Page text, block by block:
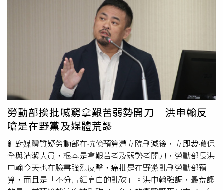
成為今天的高金素梅。針對同樣被起訴的張俊傑，高金素梅
表示，她要為他說句公道話。張俊傑是很多人都熟悉的傑
哥，不僅是她的助理，她質詢稿的主筆，更是她問政、參與
社運的老師。傑哥早在上個世紀的台灣黨外時代，就投入原
住民族運動，參與創立了台灣原住民族權利促進會，傑哥用
行動證明了「俠之大者」應有的風範。這樣一位「不愛其
軀，不矜其能」，為原運無私奮鬥終身的人，始終都是她的
榜樣！「傑哥您辛苦了！我們的團隊沒有讓您失望」。對於
起訴書中所提到的「部落行銷」和「梅園文創」的部分，高
金素梅強調，她沒有成立公司，也沒有出資，這兩項事業都
是一群長年來熱愛原住民族文化的朋友們，為了部落的經濟
產業、小農推廣、手工藝品推銷以及在地就業的需求，所搭
建起來的平台，並非為了特定目的成立的。這個平台協助了
部落的婦女、小農和年輕人的就業，這些攸關族人生計的議
題，一直是她和她的團隊助理露子、怡君和智葟主任長年來
名單，以「個人自用免查驗」為幌子避開海關管制，由大陸
廈門寶太生物科技公司無償提供7萬 4400 劑未經查驗許可
的快篩試劑跨境輸入台灣，隨後挪用至各原住民地區進行發
放，以增益其政壇個人與團隊聲望。張俊傑還利用高金素梅
創立的「臺灣原住民多族群文化交流協會」詐財，張俊傑身
為實質掌控者，涉嫌於2015年至2018年間，利用舉辦原住
民射箭賽及歌謠演唱活動的機會，以開立超額報銷收據或不
實發票之手段，向政府機關及國營事業單位詐取高達933萬
元的補助費用，並用現金提領方式製造金流斷點進行洗錢。
台北地檢署8日偵結，認為高金素梅擔任立委逾20年，本應
為人民表率，卻為圖私利摧毀國民對代議制度的信賴，且嚴
重破壞國家醫療器材管理體制。考量核心角色張俊傑迄今拒
不繳回犯罪所得、飾詞狡辯，建請對張俊傑從重量處有期徒
刑16年以上，並對高金素梅求處12年6月重刑。
勞動部挨批喊窮拿艱苦弱勢開刀 洪申翰反
嗆是在野黨及媒體荒謬
針對媒體質疑勞動部在抗億預算遭立院刪減後，立即裁撤保
全與清潔人員，根本是拿艱苦者及弱勢者開刀，勞動部長洪
申翰今天也在臉書強烈反擊，痛批是在野黨亂刪勞動部預
算，而且是「不分青紅皂白的亂砍」。洪申翰強調，最荒謬